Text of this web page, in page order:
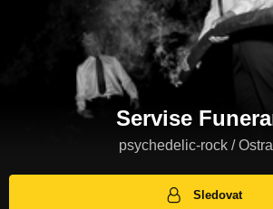
Servise
psychedelic-rock /
Sledovat